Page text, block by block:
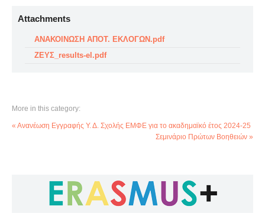
Attachments
ΑΝΑΚΟΙΝΩΣΗ ΑΠΟΤ. ΕΚΛΟΓΩΝ.pdf
ΖΕΥΣ_results-el.pdf
More in this category:
« Ανανέωση Εγγραφής Υ. Δ. Σχολής ΕΜΦΕ για το ακαδημαϊκό έτος 2024-25
Σεμινάριο Πρώτων Βοηθειών »